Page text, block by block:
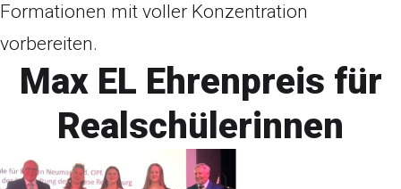
Formationen mit voller Konzentration
vorbereiten.
Max EL Ehrenpreis für
Realschülerinnen